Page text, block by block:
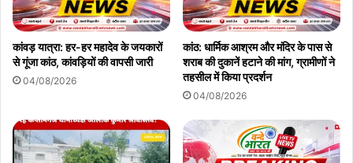
कांवड़ यात्रा: हर-हर महादेव के जयकारों
से गूंजा कांठ, कांवड़ियों की वापसी जारी
04/08/2026
कांठ: धार्मिक आश्रम और मंदिर के पास से
शराब की दुकानें हटाने की मांग, ग्रामीणों ने
तहसील में किया प्रदर्शन
04/08/2026